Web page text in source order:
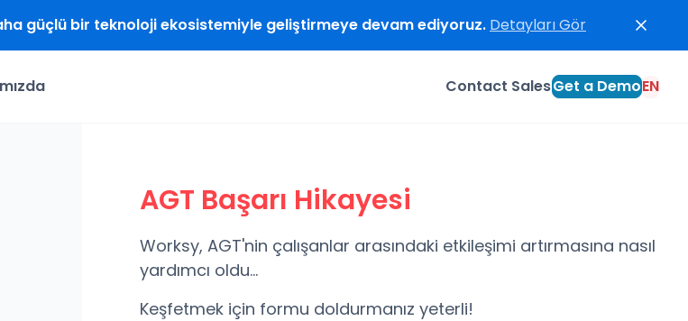
güçlü bir teknoloji ekosistemiyle geliştirmeye devam ediyoruz. Detayları Gör
Contact SalesGet a DemoEN
AGT Başarı Hikayesi
Worksy, AGT'nin çalışanlar arasındaki etkileşimi artırmasına nasıl
yardımcı oldu...
Keşfetmek için formu doldurmanız yeterli!